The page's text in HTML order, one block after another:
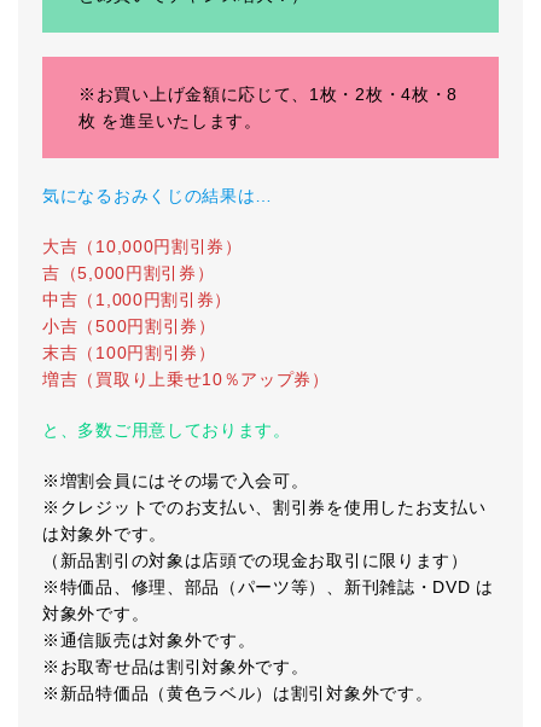
※お買い上げ金額に応じて、1枚・2枚・4枚・8
枚 を進呈いたします。
気になるおみくじの結果は…
大吉（10,000円割引券）
吉（5,000円割引券）
中吉（1,000円割引券）
小吉（500円割引券）
末吉（100円割引券）
増吉（買取り上乗せ10％アップ券）
と、多数ご用意しております。
※増割会員にはその場で入会可。
※クレジットでのお支払い、割引券を使用したお支払い
は対象外です。
（新品割引の対象は店頭での現金お取引に限ります）
※特価品、修理、部品（パーツ等）、新刊雑誌・DVD は
対象外です。
※通信販売は対象外です。
※お取寄せ品は割引対象外です。
※新品特価品（黄色ラベル）は割引対象外です。